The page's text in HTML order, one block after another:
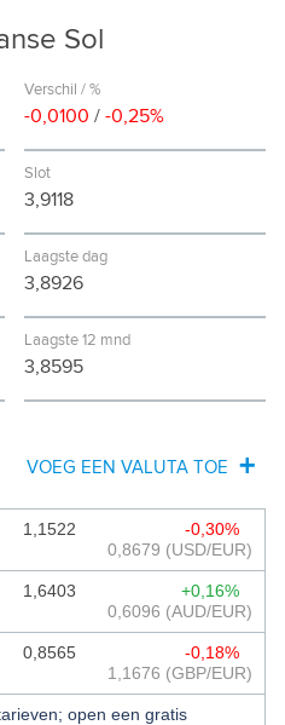
Sol
Verschil / %
-0,0100 /-0,25%
Slot
3,9118
Laagste dag
3,8926
Laagste 12 mnd
3,8595
VOEG EEN VALUTA TOE
AFGHANI
DINAR
KWANZA
GULDEN
1,1522
-0,30%
0,8679 (USD/EUR)
1,6403
+0,16%
0,6096 (AUD/EUR)
0,8565
-0,18%
1,1676 (GBP/EUR)
open een gratis